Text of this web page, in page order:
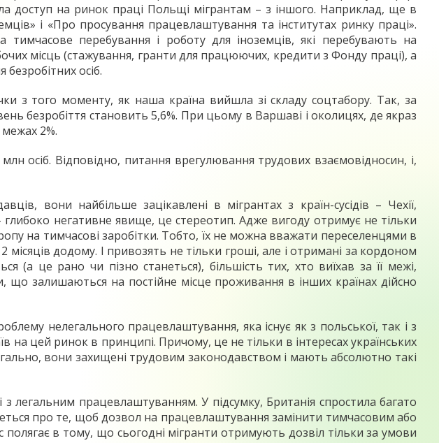
доступ на ринок праці Польщі мігрантам – з іншого. Наприклад, ще в
і «Про просування працевлаштування та інститутах ринку праці».
перебування і роботу для іноземців, які перебувають на
місць (стажування, гранти для працюючих, кредити з Фонду праці), а
осіб.
з того моменту, як наша країна вийшла зі складу соцтабору. Так, за
безробіття становить 5,6%. При цьому в Варшаві і околицях, де якраз
2%.
осіб. Відповідно, питання врегулювання трудових взаємовідносин, і,
вони найбільше зацікавлені в мігрантах з країн-сусідів – Чехії,
глибоко негативне явище, це стереотип. Адже вигоду отримує не тільки
на тимчасові заробітки. Тобто, їх не можна вважати переселенцями в
додому. І привозять не тільки гроші, але і отримані за кордоном
(а це рано чи пізно станеться), більшість тих, хто виїхав за її межі,
залишаються на постійне місце проживання в інших країнах дійсно
нелегального працевлаштування, яка існує як з польської, так і з
на цей ринок в принципі. Причому, це не тільки в інтересах українських
вони захищені трудовим законодавством і мають абсолютно такі
легальним працевлаштуванням. У підсумку, Британія спростила багато
про те, щоб дозвол на працевлаштування замінити тимчасовим або
в тому, що сьогодні мігранти отримують дозвіл тільки за умови